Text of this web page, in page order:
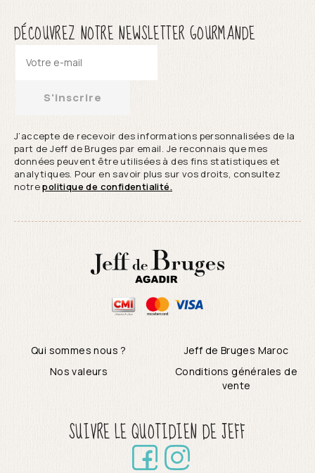
DÉCOUVREZ NOTRE NEWSLETTER GOURMANDE
S'inscrire
J’accepte de recevoir des informations personnalisées de la
part de Jeff de Bruges par email. Je reconnais que mes
données peuvent être utilisées à des fins statistiques et
analytiques. Pour en savoir plus sur vos droits, consultez
notrepolitique de confidentialité.
Qui sommes nous ?
Jeff de Bruges Maroc
Nos valeurs
Conditions générales de
vente
SUIVRE LE QUOTIDIEN DE JEFF